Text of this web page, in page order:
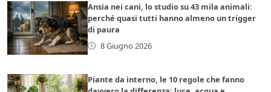
Ansia nei cani, lo studio su 43 mila animali:
perché quasi tutti hanno almeno un trigger
di paura
8 Giugno 2026
Piante da interno, le 10 regole che fanno